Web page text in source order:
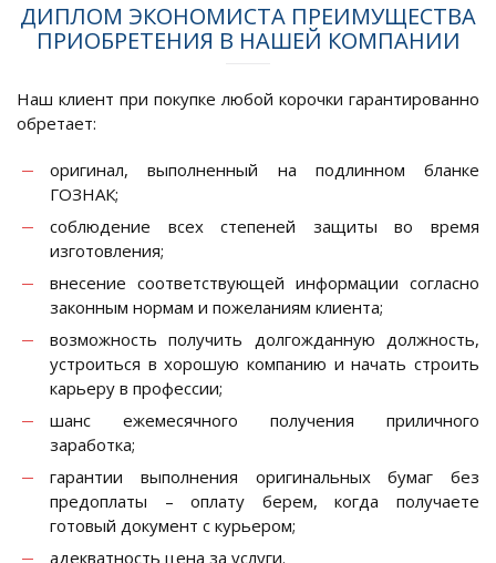
ДИПЛОМ ЭКОНОМИСТА ПРЕИМУЩЕСТВА
ПРИОБРЕТЕНИЯ В НАШЕЙ КОМПАНИИ
Наш клиент при покупке любой корочки гарантированно
обретает:
оригинал, выполненный на подлинном бланке
ГОЗНАК;
соблюдение всех степеней защиты во время
изготовления;
внесение соответствующей информации согласно
законным нормам и пожеланиям клиента;
возможность получить долгожданную должность,
устроиться в хорошую компанию и начать строить
карьеру в профессии;
шанс ежемесячного получения приличного
заработка;
гарантии выполнения оригинальных бумаг без
предоплаты – оплату берем, когда получаете
готовый документ с курьером;
адекватность цена за услуги.